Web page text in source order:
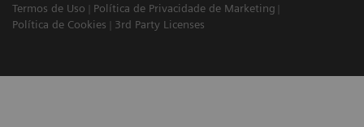
Termos de Uso
Política de Privacidade de Marketing
Política de Cookies
3rd Party Licenses